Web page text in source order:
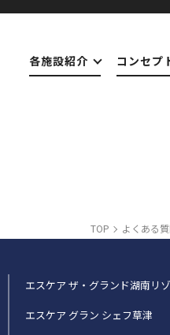
各施設紹介 コンセプ
TOP よくある
エスケア ザ・グランド湖南リ
エスケア グラン シェフ草津